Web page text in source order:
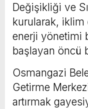
Değişikliği ve
kurularak, iklim
enerji yönetimi
başlayan öncü
Osmangazi
Getirme
artırmak